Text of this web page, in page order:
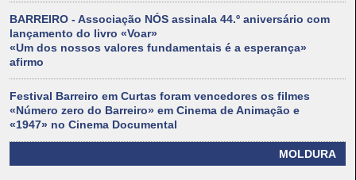
BARREIRO - Associação NÓS assinala 44.º aniversário com
lançamento do livro «Voar»
«Um dos nossos valores fundamentais é a esperança»
afirmo
Festival Barreiro em Curtas foram vencedores os filmes
«Número zero do Barreiro» em Cinema de Animação e
«1947» no Cinema Documental
MOLDURA